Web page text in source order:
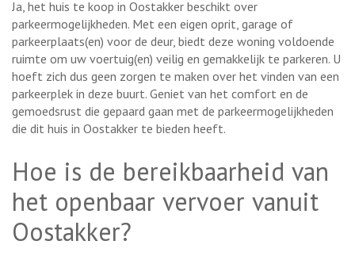
Ja, het huis te koop in Oostakker beschikt over
parkeermogelijkheden. Met een eigen oprit, garage of
parkeerplaats(en) voor de deur, biedt deze woning voldoende
ruimte om uw voertuig(en) veilig en gemakkelijk te parkeren. U
hoeft zich dus geen zorgen te maken over het vinden van een
parkeerplek in deze buurt. Geniet van het comfort en de
gemoedsrust die gepaard gaan met de parkeermogelijkheden
die dit huis in Oostakker te bieden heeft.
Hoe is de bereikbaarheid van
het openbaar vervoer vanuit
Oostakker?